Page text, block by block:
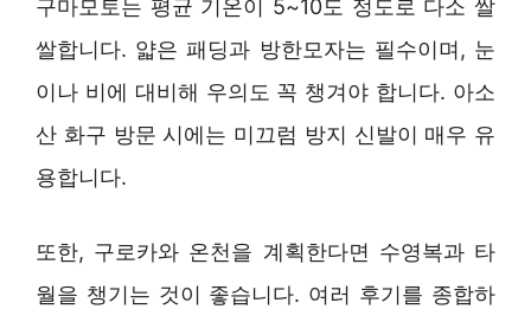
구마모토는 평균 기온이 5~10도 정도로 다소 쌀
쌀합니다. 얇은 패딩과 방한모자는 필수이며, 눈
이나 비에 대비해 우의도 꼭 챙겨야 합니다. 아소
산 화구 방문 시에는 미끄럼 방지 신발이 매우 유
용합니다.
또한, 구로카와 온천을 계획한다면 수영복과 타
월을 챙기는 것이 좋습니다. 여러 후기를 종합하